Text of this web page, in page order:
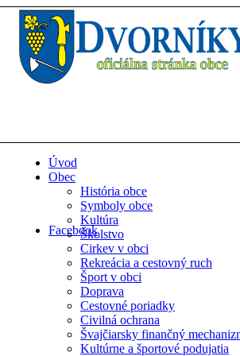
Facebook
Úvod
Obec
História obce
Symboly obce
Kultúra
Školstvo
Cirkev v obci
Rekreácia a cestovný ruch
Šport v obci
Doprava
Cestovné poriadky
Civilná ochrana
Švajčiarsky finančný
Kultúrne a športové podujatia